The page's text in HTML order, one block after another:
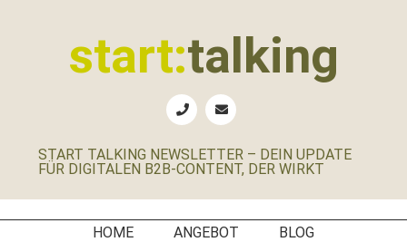
start:talking
B2B-
Social
Media
START TALKING NEWSLETTER – DEIN UPDATE
FÜR DIGITALEN B2B-CONTENT, DER WIRKT
HOME ANGEBOT
BLOG